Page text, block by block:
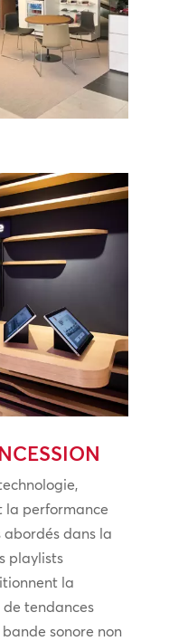
la performance
dans la
playlists
la
tendances
sonore non